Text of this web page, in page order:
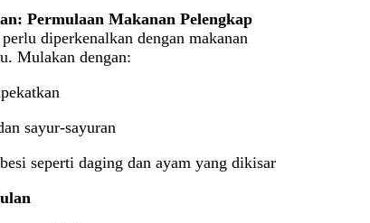
Permulaan Makanan Pelengkap
diperkenalkan dengan makanan
Mulakan dengan:
sayur-sayuran
seperti daging dan ayam yang dikisar